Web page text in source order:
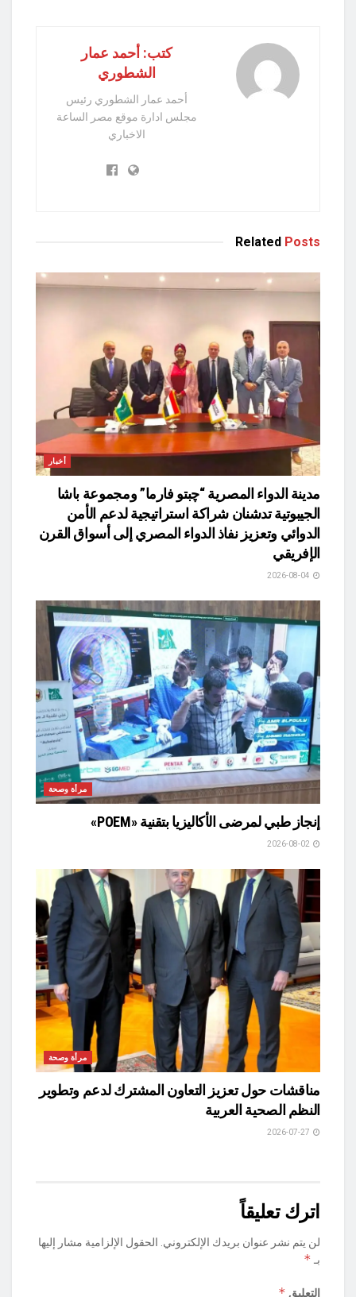
كتب: أحمد عمار
الشطوري
أحمد عمار الشطوري رئيس
مجلس ادارة موقع مصر الساعة
الاخباري
Related Posts
أخبار
مدينة الدواء المصرية “چبتو فارما” ومجموعة باشا
الجيبوتية تدشنان شراكة استراتيجية لدعم الأمن
الدوائي وتعزيز نفاذ الدواء المصري إلى أسواق القرن
الإفريقي
مرأة وصحة
إنجاز طبي لمرضى الأكاليزيا بتقنية «POEM»
مرأة وصحة
مناقشات حول تعزيز التعاون المشترك لدعم وتطوير
النظم الصحية العربية
اترك تعليقاً
لن يتم نشر عنوان بريدك الإلكتروني. الحقول الإلزامية مشار إليها
بـ *
التعليق *